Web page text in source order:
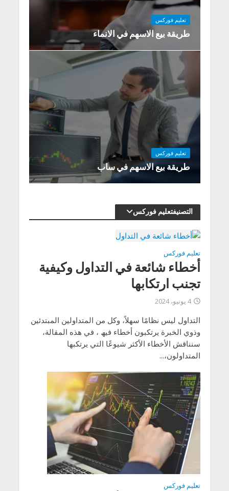
تعليم فوركس
طريقة بيع الاسهم في الانماء
تعليم فوركس
طريقة بيع الاسهم في ساب
التصنيفتعليم فوركس
تعليم فوركس
أخطاء شائعة في التداول وكیفیة
تجنب ارتكابھا
4 يونيو، 2024
التداول لیس نظامًا سھلاً، وكل من المتداولین المبتدئین
وذوي الخبرة یرتكبون أخطاء فیھ ، في ھذه المقالة،
سنناقش الأخطاء الأكثر شیوعًا التي یرتكبھا
المتداولون،...
تعليم فوركس